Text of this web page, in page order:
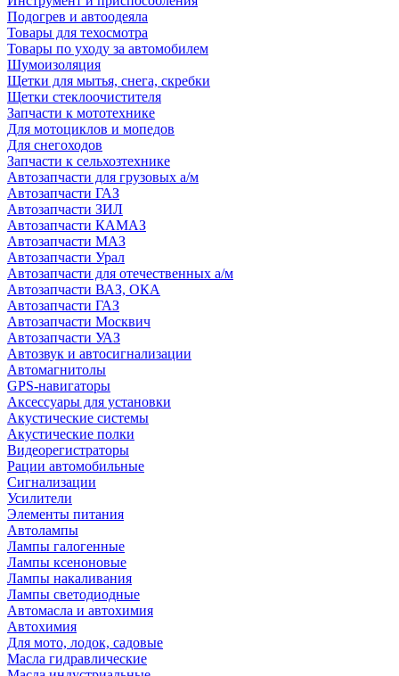
Подогрев и автоодеяла
Товары для техосмотра
Товары по уходу за автомобилем
Шумоизоляция
Щетки для мытья, снега, скребки
Щетки стеклоочистителя
Запчасти к мототехнике
Для мотоциклов и мопедов
Для снегоходов
Запчасти к сельхозтехнике
Автозапчасти для грузовых а/м
Автозапчасти ГАЗ
Автозапчасти ЗИЛ
Автозапчасти КАМАЗ
Автозапчасти МАЗ
Автозапчасти Урал
Автозапчасти для отечественных а/м
Автозапчасти ВАЗ, ОКА
Автозапчасти ГАЗ
Автозапчасти Москвич
Автозапчасти УАЗ
Автозвук и автосигнализации
Автомагнитолы
GPS-навигаторы
Аксессуары для установки
Акустические системы
Акустические полки
Видеорегистраторы
Рации автомобильные
Сигнализации
Усилители
Элементы питания
Автолампы
Лампы галогенные
Лампы ксеноновые
Лампы накаливания
Лампы светодиодные
Автомасла и автохимия
Автохимия
Для мото, лодок, садовые
Масла гидравлические